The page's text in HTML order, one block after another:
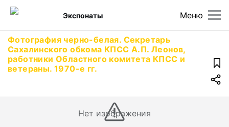
Меню
Экспонаты
Фотография черно-белая. Секретарь
Сахалинского обкома КПСС А.П. Леонов,
работники Областного комитета КПСС и
ветераны. 1970-е гг.
Нет изображения